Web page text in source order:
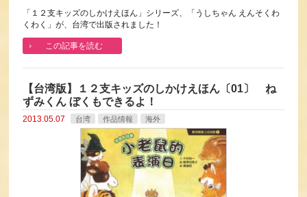
「１２支キッズのしかけえほん」シリーズ、「うしちゃん えんそくわ
くわく」が、台湾で出版されました！
この記事を読む
【台湾版】１２支キッズのしかけえほん〔01〕 ね
ずみくん ぼくもできるよ！
2013.05.07 台湾 作品情報 海外